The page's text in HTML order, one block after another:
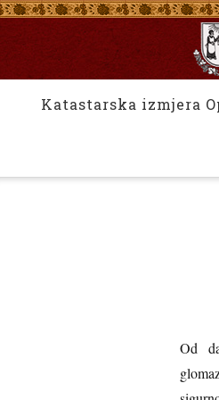
Katastarska izmjera
Od